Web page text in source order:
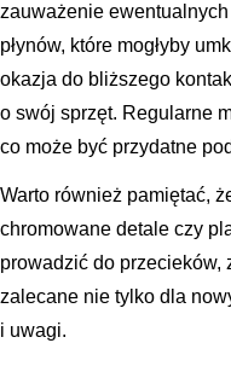
zauważenie
płynów, które mogłyby
okazja do bliższego
o swój sprzęt. Regularne
co może być przydatne
Warto również pamiętać,
chromowane detale czy
prowadzić do przecieków,
zalecane nie tylko dla
i uwagi.